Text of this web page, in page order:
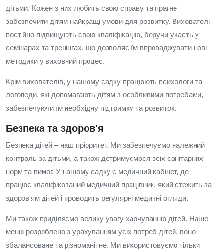
дітьми. Кожен з них любить свою справу та прагне
забезпечити дітям найкращі умови для розвитку. Вихователі
постійно підвищують свою кваліфікацію, беручи участь у
семінарах та тренінгах, що дозволяє їм впроваджувати нові
методики у виховний процес.
Крім вихователів, у нашому садку працюють психологи та
логопеди, які допомагають дітям з особливими потребами,
забезпечуючи їм необхідну підтримку та розвиток.
Безпека та здоров'я
Безпека дітей – наш пріоритет. Ми забезпечуємо належний
контроль за дітьми, а також дотримуємося всіх санітарних
норм та вимог. У нашому садку є медичний кабінет, де
працює кваліфікований медичний працівник, який стежить за
здоров'ям дітей і проводить регулярні медичні огляди.
Ми також приділяємо велику увагу харчуванню дітей. Наше
меню розроблено з урахуванням усіх потреб дітей, воно
збалансоване та різноманітне. Ми використовуємо тільки